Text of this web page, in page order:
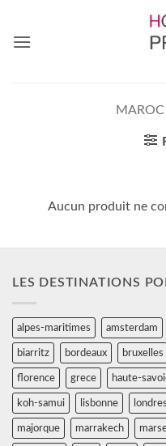
contenu
MAROC
Aucun produit ne
LES DESTINATIONS
alpes-maritimes amsterdam
biarritz bordeaux bruxelles
florence grece haute-
koh-samui lisbonne londres
majorque marrakech